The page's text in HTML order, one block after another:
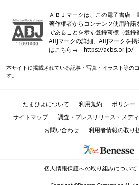
ＡＢＪマークは、この電子書店・
著作権者からコンテンツ使用許諾
であることを示す登録商標（登録
ABJマークの詳細、ABJマークを
はこちら→https://aebs.or.jp/
本サイトに掲載されている記事・写真・イラスト等の
す。
たまひよについて 利用規約 ポリシー
サイトマップ
調査・プレスリリース・メデ
お問い合わせ
利用者情報の取り
個人情報保護への取り組みについて